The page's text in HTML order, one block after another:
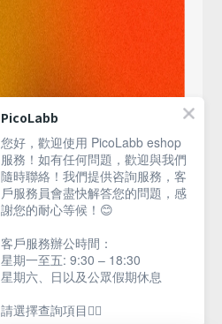
PicoLabb
您好，歡迎使用 PicoLabb eshop
服務！如有任何問題，歡迎與我們
隨時聯絡！我們提供咨詢服務，客
戶服務員會盡快解答您的問題，感
謝您的耐心等候！😊
客戶服務辦公時間：
星期一至五: 9:30 – 18:30
星期六、日以及公眾假期休息
請選擇查詢項目👇🏻